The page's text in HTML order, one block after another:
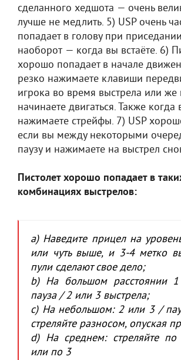
сделанного хедшота — очень
лучше не медлить. 5) USP очень
попадает в голову при
наоборот — когда вы встаёте. 6)
хорошо попадает в начале
резко нажимаете клавиши
игрока во время выстрела или же
начинаете двигаться. Также
нажимаете стрейфы. 7) USP
если вы между некоторыми
паузу и нажимаете на выстрел
Пистолет хорошо попадает в
комбинациях выстрелов:
a) Наведите прицел на
или чуть выше, и 3-4 метко
пули сделают свое дело;
b) На большом расстоянии
пауза / 2 или 3 выстрела;
c) На небольшом: 2 или 3 /
стреляйте разносом, опуская
d) На среднем: стреляйте
или по 3